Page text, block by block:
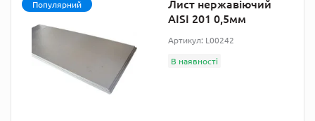
Популярний
Лист нержавіючий
AISI 201 0,5мм
Артикул: L00242
В наявності